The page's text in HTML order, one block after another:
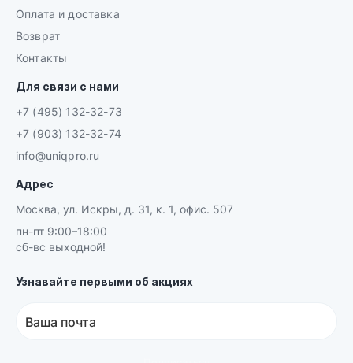
Оплата и доставка
Возврат
Контакты
Для связи с нами
+7 (495) 132-32-73
+7 (903) 132-32-74
info@uniqpro.ru
Адрес
Москва, ул. Искры, д. 31, к. 1, офис. 507
пн-пт 9:00–18:00
сб-вс выходной!
Узнавайте первыми об акциях
Ваша почта